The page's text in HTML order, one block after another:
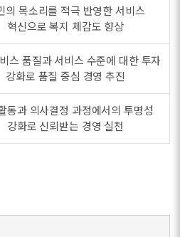
의 목소리를 적극 반영한 서비스
혁신으로 복지 체감도 향상
스 품질과 서비스 수준에 대한 투자
강화로 품질 중심 경영 추진
동과 의사결정 과정에서의 투명성
강화로 신뢰받는 경영 실천